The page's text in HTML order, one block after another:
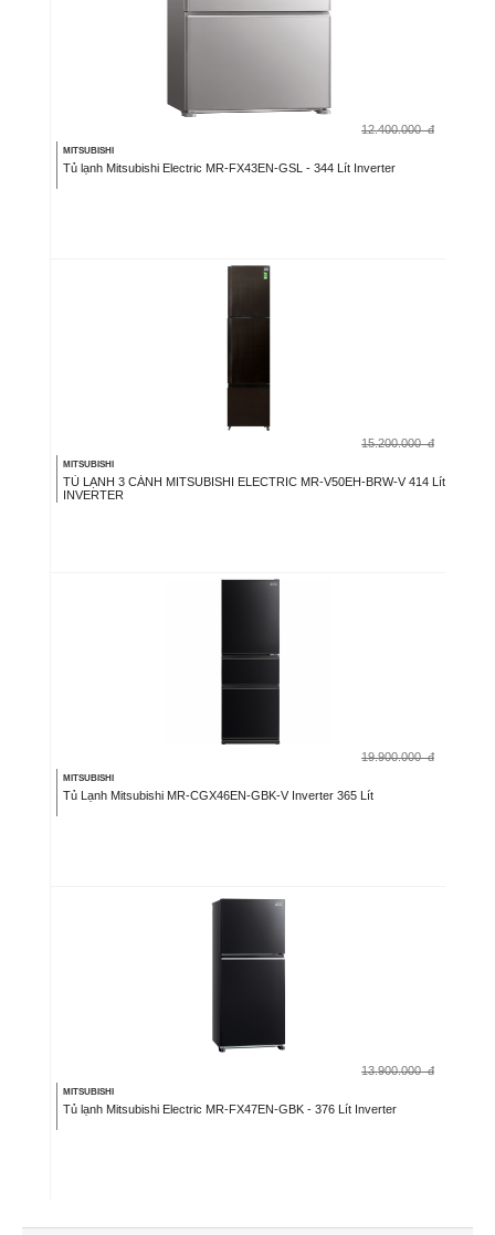
12.400.000 đ
MITSUBISHI
Tủ lạnh Mitsubishi Electric MR-FX43EN-GSL - 344 Lít Inverter
15.200.000 đ
MITSUBISHI
TỦ LẠNH 3 CÁNH MITSUBISHI ELECTRIC MR-V50EH-BRW-V 414 Lít
INVERTER
19.900.000 đ
MITSUBISHI
Tủ Lạnh Mitsubishi MR-CGX46EN-GBK-V Inverter 365 Lít
13.900.000 đ
MITSUBISHI
Tủ lạnh Mitsubishi Electric MR-FX47EN-GBK - 376 Lít Inverter